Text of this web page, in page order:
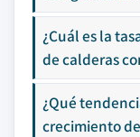
¿Cuál es la
de calderas
¿Qué
crecimiento